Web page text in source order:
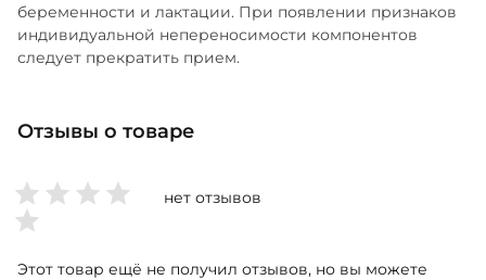
беременности и лактации. При появлении признаков
индивидуальной непереносимости компонентов
следует прекратить прием.
Отзывы о товаре
нет отзывов
Этот товар ещё не получил отзывов, но вы можете